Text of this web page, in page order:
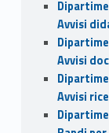
Avvisi
Avvisi
Avvisi